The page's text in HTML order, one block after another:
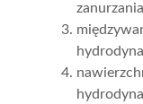
zanurzania